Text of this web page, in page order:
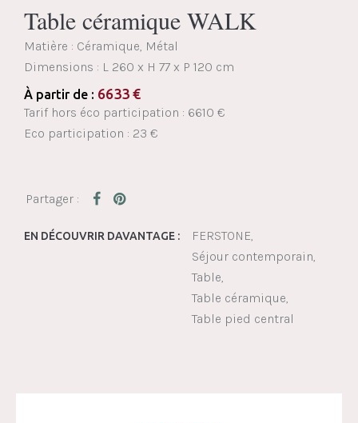
Table céramique WALK
Matière : Céramique, Métal
Dimensions : L 260 x H 77 x P 120 cm
À partir de : 6633 €
Tarif hors éco participation : 6610 €
Eco participation : 23 €
EN DÉCOUVRIR DAVANTAGE :
FERSTONE
Séjour contemporain
Table
Table céramique
Table pied central